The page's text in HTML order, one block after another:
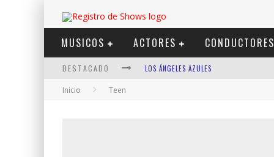
MUSICOS ACTORES CONDUCTORES
DESTACADO LOS ÁNGELES AZULES
Inicio Teen